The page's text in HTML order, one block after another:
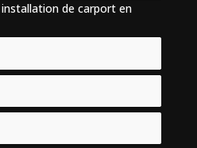
de carport en